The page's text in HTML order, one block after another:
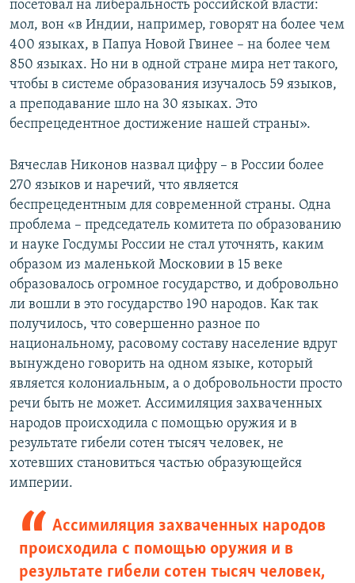
посетовал на либеральность российской власти:
мол, вон «в Индии, например, говорят на более чем
400 языках, в Папуа Новой Гвинее – на более чем
850 языках. Но ни в одной стране мира нет такого,
чтобы в системе образования изучалось 59 языков,
а преподавание шло на 30 языках. Это
беспрецедентное достижение нашей страны».
Вячеслав Никонов назвал цифру – в России более
270 языков и наречий, что является
беспрецедентным для современной страны. Одна
проблема – председатель комитета по образованию
и науке Госдумы России не стал уточнять, каким
образом из маленькой Московии в 15 веке
образовалось огромное государство, и добровольно
ли вошли в это государство 190 народов. Как так
получилось, что совершенно разное по
национальному, расовому составу население вдруг
вынуждено говорить на одном языке, который
является колониальным, а о добровольности просто
речи быть не может. Ассимиляция захваченных
народов происходила с помощью оружия и в
результате гибели сотен тысяч человек, не
хотевших становиться частью образующейся
империи.
Ассимиляция захваченных народов
происходила с помощью оружия и в
результате гибели сотен тысяч человек,